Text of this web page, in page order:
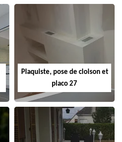
Plaquiste, pose de cloison et
placo 27